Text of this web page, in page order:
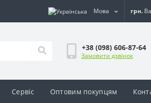
Мова грн.
+38 (098) 606-87-64
Замовити дзвінок
Сервіс Оптовим покупцям